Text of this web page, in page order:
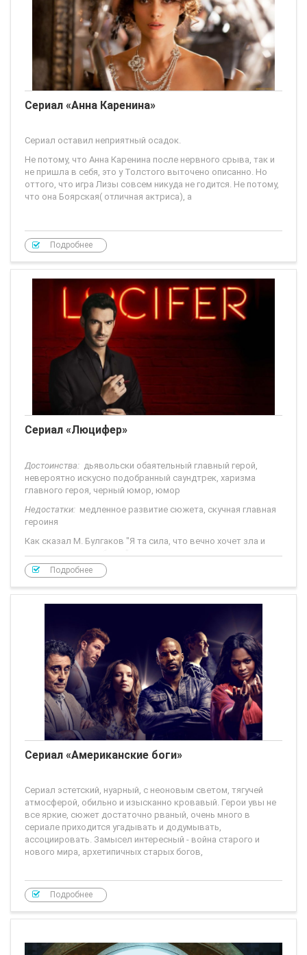
Сериал «Анна Каренина»
Сериал оставил неприятный осадок.
Не потому, что Анна Каренина после нервного срыва, так и
не пришла в себя, это у Толстого выточено описанно. Но
оттого, что игра Лизы совсем никуда не годится. Не потому,
что она Боярская( отличная актриса), а
Подробнее
Сериал «Люцифер»
Достоинства: дьявольски обаятельный главный герой,
невероятно искусно подобранный саундтрек, харизма
главного героя, черный юмор, юмор
Недостатки: медленное развитие сюжета, скучная главная
героиня
Как сказал М. Булгаков "Я та сила, что вечно хочет зла и
Очень понравился этот
Подробнее
Сериал «Американские боги»
Сериал эстетский, нуарный, с неоновым светом, тягучей
атмосферой, обильно и изысканно кровавый. Герои увы не
все яркие, сюжет достаточно рваный, очень много в
сериале приходится угадывать и додумывать,
ассоциировать. Замысел интересный - война старого и
нового мира, архетипичных старых богов,
Подробнее